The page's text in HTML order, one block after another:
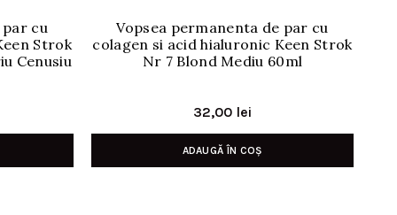
cu
Strok
Cenusiu
Vopsea permanenta de par cu
colagen si acid hialuronic Keen Strok
Nr 7 Blond Mediu 60ml
32,00 lei
ADAUGĂ ÎN COȘ